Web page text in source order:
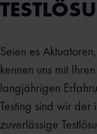
Seien es
kennen uns mit
langjährigen
Testing sind wir der
zuverlässige